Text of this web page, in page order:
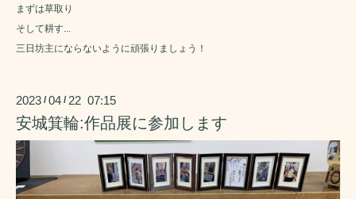
まずは草取り
そして耕す...
三日坊主にならないように頑張りましょう！
2023 /04 / 22 07:15
安城箕輪:作品展に参加します